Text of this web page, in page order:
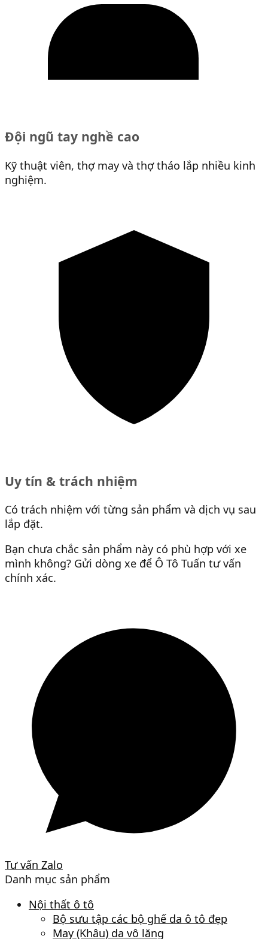
Đội ngũ tay nghề cao
Kỹ thuật viên, thợ may và thợ tháo lắp nhiều kinh
nghiệm.
Uy tín & trách nhiệm
Có trách nhiệm với từng sản phẩm và dịch vụ sau
lắp đặt.
Bạn chưa chắc sản phẩm này có phù hợp với xe
mình không? Gửi dòng xe để Ô Tô Tuấn tư vấn
chính xác.
Tư vấn Zalo
Danh mục sản phẩm
Nội thất ô tô
Bộ sưu tập các bộ ghế da ô tô đẹp
May (Khâu) da vô lăng